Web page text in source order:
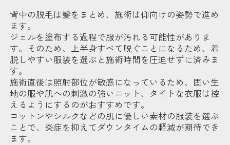
背中の脱毛は髪をまとめ、施術は仰向けの姿勢で進め
ます。
ジェルを塗布する過程で服が汚れる可能性がありま
す。そのため、上半身すべて脱ぐことになるため、着
脱しやすい服装を選ぶと施術時間を圧迫せずに済みま
す。
施術直後は照射部位が敏感になっているため、固い生
地の服や肌への刺激の強いニット、タイトな衣服は控
えるようにするのがおすすめです。
コットンやシルクなどの肌に優しい素材の服装を選ぶ
ことで、炎症を抑えてダウンタイムの軽減が期待でき
ます。